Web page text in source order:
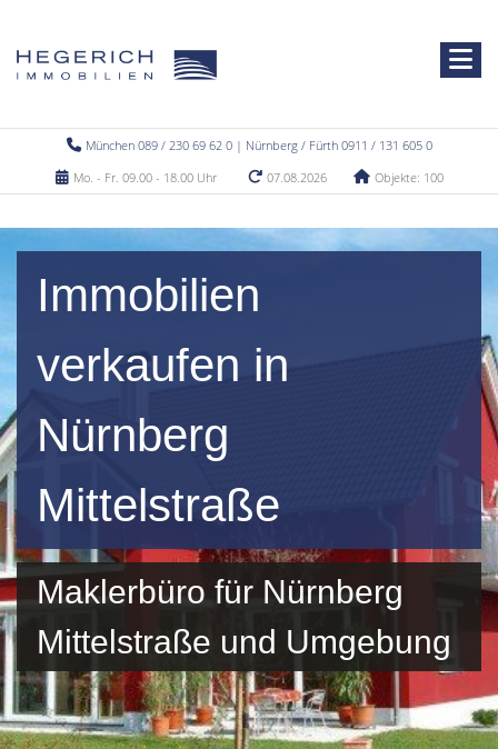
München 089 / 230 69 62 0 | Nürnberg / Fürth 0911 / 131 605 0
Mo. - Fr. 09.00 - 18.00 Uhr
07.08.2026 Objekte: 100
Immobilien
verkaufen in
Nürnberg
Mittelstraße
Maklerbüro für Nürnberg
Mittelstraße und Umgebung